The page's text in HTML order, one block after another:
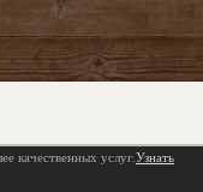
качественных услуг.Узнать